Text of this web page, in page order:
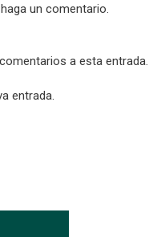
un comentario.
a esta entrada.
entrada.